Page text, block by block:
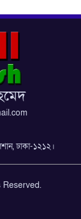
অবসান
হামজা-
ঢাকা-১২১২।
Reserved.